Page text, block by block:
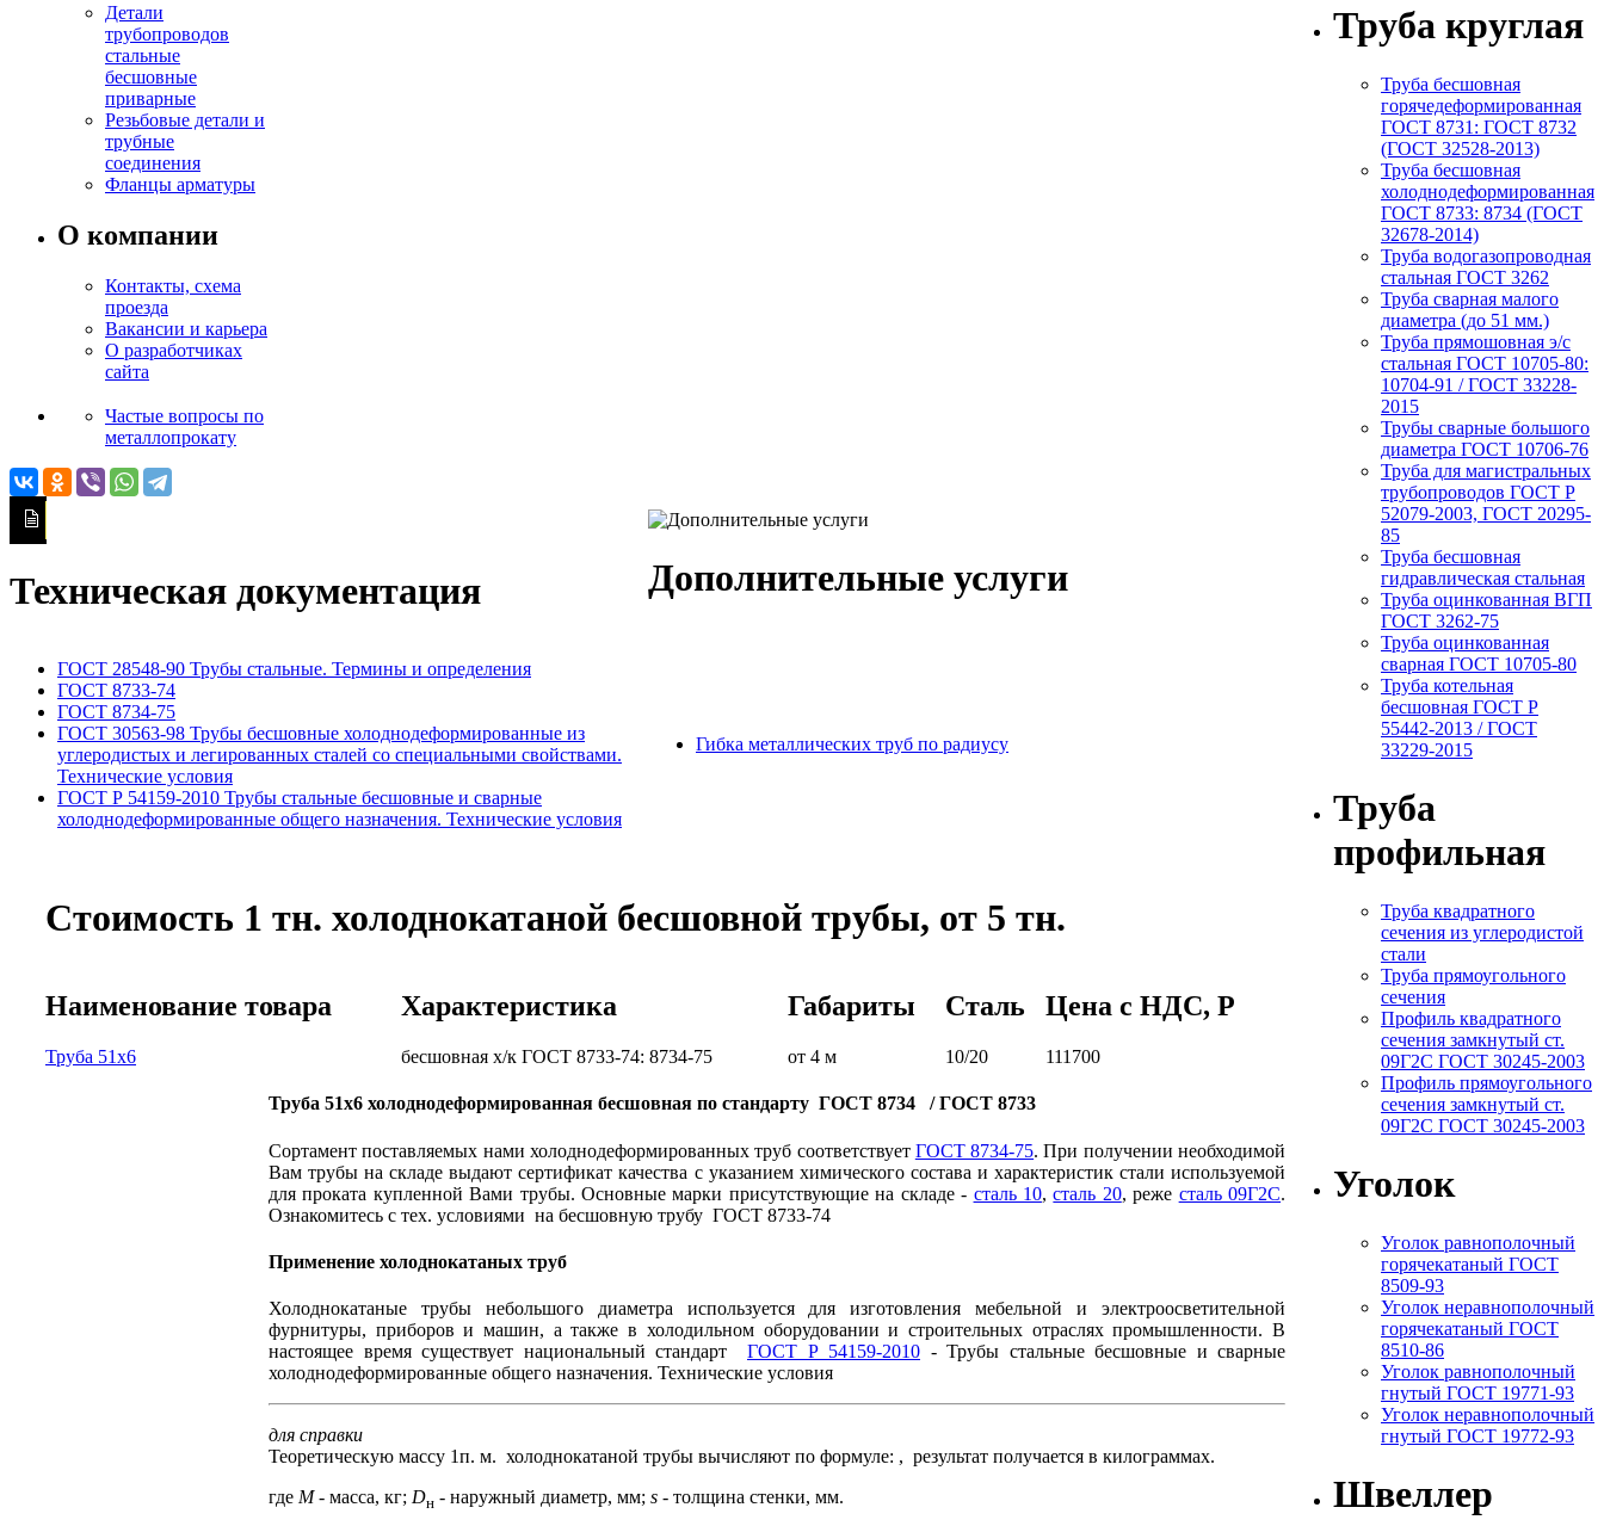
Детали
трубопроводов
стальные
бесшовные
приварные
Резьбовые детали и
трубные
соединения
Фланцы арматуры
О компании
Контакты, схема
проезда
Вакансии и карьера
О разработчиках
сайта
Частые вопросы по
металлопрокату
Техническая документация Дополнительные услуги
ГОСТ 28548-90 Трубы стальные. Термины и определения
ГОСТ 8733-74
ГОСТ 8734-75
ГОСТ 30563-98 Трубы бесшовные холоднодеформированные из
углеродистых и легированных сталей со специальными свойствами.
Технические условия
ГОСТ Р 54159-2010 Трубы стальные бесшовные и сварные
холоднодеформированные общего назначения. Технические условия
Гибка металлических труб по радиусу
Стоимость 1 тн. холоднокатаной бесшовной трубы, от 5 тн.
Наименование товара Характеристика Габариты Сталь Цена c НДС, Р
Труба 51x6 бесшовная х/к ГОСТ 8733-74: 8734-75 от 4 м 10/20 111700
Труба 51x6 холоднодеформированная бесшовная по стандарту ГОСТ 8734 / ГОСТ 8733
Сортамент поставляемых нами холоднодеформированных труб соответствует ГОСТ 8734-75. При получении необходимой
Вам трубы на складе выдают сертификат качества с указанием химического состава и характеристик стали используемой
для проката купленной Вами трубы. Основные марки присутствующие на складе - сталь 10,сталь 20, реже сталь 09Г2С.
Ознакомитесь с тех. условиями на бесшовную трубу ГОСТ 8733-74
Применение холоднокатаных труб
Холоднокатаные трубы небольшого диаметра используется для изготовления мебельной и электроосветительной
фурнитуры, приборов и машин, а также в холодильном оборудовании и строительных отраслях промышленности. В
настоящее время существует национальный стандарт
ГОСТ Р 54159-2010 - Трубы стальные бесшовные и сварные
холоднодеформированные общего назначения. Технические условия
для справки
Теоретическую массу 1п. м. холоднокатаной трубы вычисляют по формуле: , результат получается в килограммах.
где М - масса, кг; Dн - наружный диаметр, мм; s - толщина стенки, мм.
Труба круглая
Труба бесшовная
горячедеформированная
ГОСТ 8731: ГОСТ 8732
(ГОСТ 32528-2013)
Труба бесшовная
холоднодеформированная
ГОСТ 8733: 8734 (ГОСТ
32678-2014)
Труба водогазопроводная
стальная ГОСТ 3262
Труба сварная малого
диаметра (до 51 мм.)
Труба прямошовная э/с
стальная ГОСТ 10705-80:
10704-91 / ГОСТ 33228-
2015
Трубы сварные большого
диаметра ГОСТ 10706-76
Труба для магистральных
трубопроводов ГОСТ Р
52079-2003, ГОСТ 20295-
85
Труба бесшовная
гидравлическая стальная
Труба оцинкованная ВГП
ГОСТ 3262-75
Труба оцинкованная
сварная ГОСТ 10705-80
Труба котельная
бесшовная ГОСТ Р
55442-2013 / ГОСТ
33229-2015
Труба
профильная
Труба квадратного
сечения из углеродистой
стали
Труба прямоугольного
сечения
Профиль квадратного
сечения замкнутый ст.
09Г2С ГОСТ 30245-2003
Профиль прямоугольного
сечения замкнутый ст.
09Г2С ГОСТ 30245-2003
Уголок
Уголок равнополочный
горячекатаный ГОСТ
8509-93
Уголок неравнополочный
горячекатаный ГОСТ
8510-86
Уголок равнополочный
гнутый ГОСТ 19771-93
Уголок неравнополочный
гнутый ГОСТ 19772-93
Швеллер